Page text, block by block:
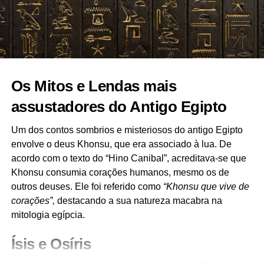
Os Mitos e Lendas mais
assustadores do Antigo Egipto
Um dos contos sombrios e misteriosos do antigo Egipto
envolve o deus Khonsu, que era associado à lua. De
acordo com o texto do “Hino Canibal”, acreditava-se que
Khonsu consumia corações humanos, mesmo os de
outros deuses. Ele foi referido como“Khonsu que vive de
corações”, destacando a sua natureza macabra na
mitologia egípcia.
Ísis e Osíris